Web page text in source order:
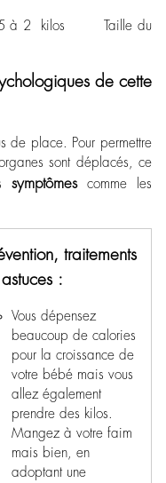
1.5 à 2 kilos Taille du
de cette
de place. Pour permettre
sont déplacés, ce
symptômescomme les
traitements
:
Vous dépensez
beaucoup de calories
pour la croissance de
votre bébé mais vous
allez également
prendre des kilos.
Mangez à votre faim
mais bien, en
adoptant une